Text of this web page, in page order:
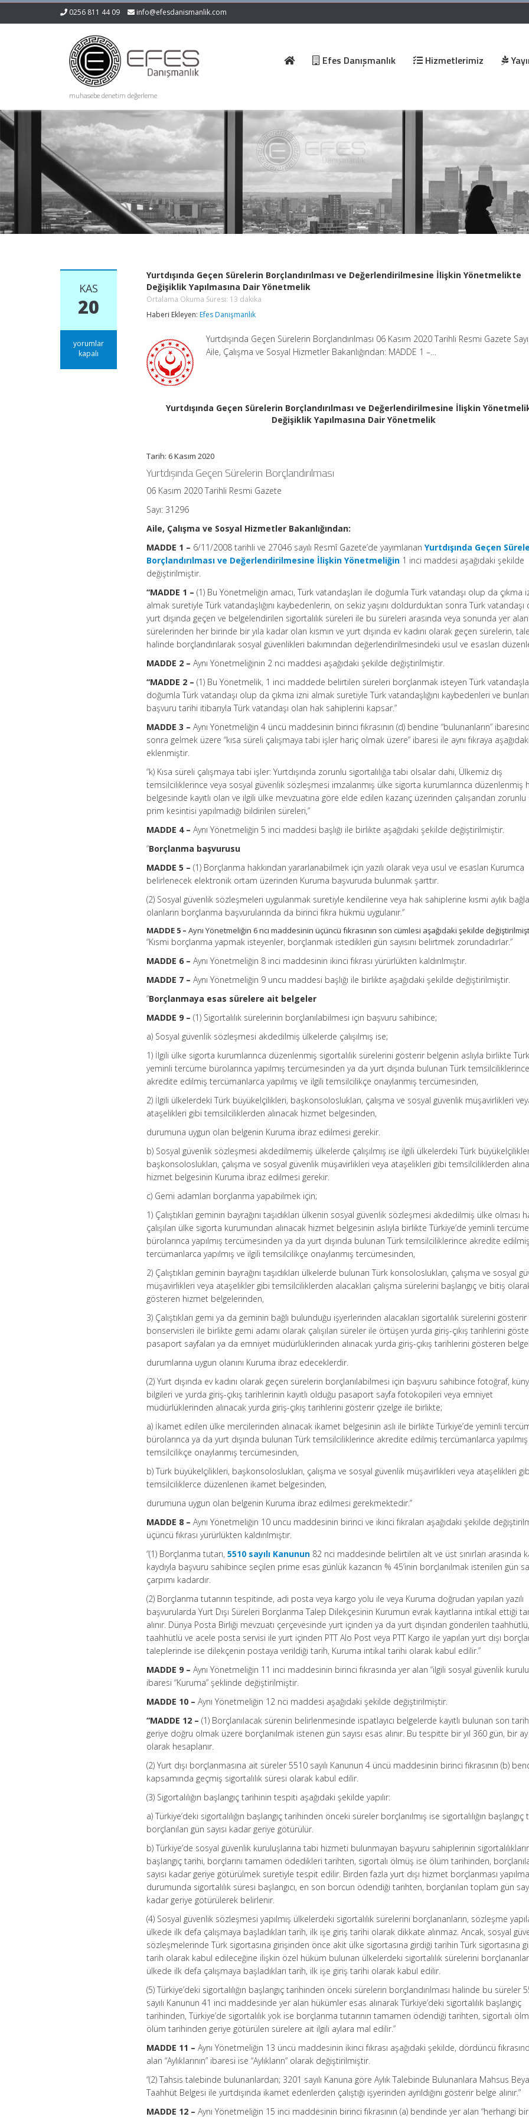
0256 811 44 09 info@efesdanismanlik.com
muhasebe denetim değerleme
Efes Danışmanlık Hizmetlerimiz
KAS
20
Yurtdışında
Geçen
yorumlar
kapalı
Yurtdışında Geçen Sürelerin Borçlandırılması ve Değerlendirilmesine İlişkin Yönetmelikte
Değişiklik Yapılmasına Dair Yönetmelik
Ortalama Okuma Süresi: 13 dakika
Haberi Ekleyen:Efes Danışmanlık
Yurtdışında Geçen Sürelerin Borçlandırılması 06 Kasım 2020 Tarihli Resmi Gazete
Aile, Çalışma ve Sosyal Hizmetler Bakanlığından: MADDE 1 –…
Yurtdışında Geçen Sürelerin Borçlandırılması ve Değerlendirilmesine İlişkin
Değişiklik Yapılmasına Dair Yönetmelik
Tarih: 6 Kasım 2020
Yurtdışında Geçen Sürelerin Borçlandırılması
06 Kasım 2020 Tarihli Resmi Gazete
Sayı: 31296
Aile, Çalışma ve Sosyal Hizmetler Bakanlığından:
MADDE 1 – 6/11/2008 tarihli ve 27046 sayılı Resmî Gazete’de yayımlananYurtdışında Geçen
Borçlandırılması ve Değerlendirilmesine İlişkin Yönetmeliğin 1 inci maddesi aşağıdaki şekilde
değiştirilmiştir.
“MADDE 1 –(1) Bu Yönetmeliğin amacı, Türk vatandaşları ile doğumla Türk vatandaşı olup da çıkma
almak suretiyle Türk vatandaşlığını kaybedenlerin, on sekiz yaşını doldurduktan sonra Türk vatandaşı
yurt dışında geçen ve belgelendirilen sigortalılık süreleri ile bu süreleri arasında veya sonunda yer
sürelerinden her birinde bir yıla kadar olan kısmın ve yurt dışında ev kadını olarak geçen sürelerin,
halinde borçlandırılarak sosyal güvenlikleri bakımından değerlendirilmesindeki usul ve esasları
MADDE 2 –Aynı Yönetmeliğinin 2 nci maddesi aşağıdaki şekilde değiştirilmiştir.
“MADDE 2 – (1) Bu Yönetmelik, 1 inci maddede belirtilen süreleri borçlanmak isteyen Türk
doğumla Türk vatandaşı olup da çıkma izni almak suretiyle Türk vatandaşlığını kaybedenleri ve
başvuru tarihi itibarıyla Türk vatandaşı olan hak sahiplerini kapsar.”
MADDE 3 –Aynı Yönetmeliğin 4 üncü maddesinin birinci fıkrasının (d) bendine “bulunanların”
sonra gelmek üzere “kısa süreli çalışmaya tabi işler hariç olmak üzere” ibaresi ile aynı fıkraya
eklenmiştir.
“k) Kısa süreli çalışmaya tabi işler: Yurtdışında zorunlu sigortalılığa tabi olsalar dahi, Ülkemiz dış
temsilciliklerince veya sosyal güvenlik sözleşmesi imzalanmış ülke sigorta kurumlarınca düzenlenmiş
belgesinde kayıtlı olan ve ilgili ülke mevzuatına göre elde edilen kazanç üzerinden çalışandan
prim kesintisi yapılmadığı bildirilen süreleri,”
MADDE 4 –Aynı Yönetmeliğin 5 inci maddesi başlığı ile birlikte aşağıdaki şekilde değiştirilmiştir.
“Borçlanma başvurusu
MADDE 5 –(1) Borçlanma hakkından yararlanabilmek için yazılı olarak veya usul ve esasları Kurumca
belirlenecek elektronik ortam üzerinden Kuruma başvuruda bulunmak şarttır.
(2) Sosyal güvenlik sözleşmeleri uygulanmak suretiyle kendilerine veya hak sahiplerine kısmi aylık
olanların borçlanma başvurularında da birinci fıkra hükmü uygulanır.”
MADDE 5 –Aynı Yönetmeliğin 6 ncı maddesinin üçüncü fıkrasının son cümlesi aşağıdaki şekilde
“Kısmi borçlanma yapmak isteyenler, borçlanmak istedikleri gün sayısını belirtmek zorundadırlar.”
MADDE 6 –Aynı Yönetmeliğin 8 inci maddesinin ikinci fıkrası yürürlükten kaldırılmıştır.
MADDE 7 –Aynı Yönetmeliğin 9 uncu maddesi başlığı ile birlikte aşağıdaki şekilde değiştirilmiştir.
“Borçlanmaya esas sürelere ait belgeler
MADDE 9 –(1) Sigortalılık sürelerinin borçlanılabilmesi için başvuru sahibince;
a) Sosyal güvenlik sözleşmesi akdedilmiş ülkelerde çalışılmış ise;
1) İlgili ülke sigorta kurumlarınca düzenlenmiş sigortalılık sürelerini gösterir belgenin aslıyla birlikte
yeminli tercüme bürolarınca yapılmış tercümesinden ya da yurt dışında bulunan Türk temsilciliklerince
akredite edilmiş tercümanlarca yapılmış ve ilgili temsilcilikçe onaylanmış tercümesinden,
2) İlgili ülkelerdeki Türk büyükelçilikleri, başkonsoloslukları, çalışma ve sosyal güvenlik müşavirlikleri
ataşelikleri gibi temsilciliklerden alınacak hizmet belgesinden,
durumuna uygun olan belgenin Kuruma ibraz edilmesi gerekir.
b) Sosyal güvenlik sözleşmesi akdedilmemiş ülkelerde çalışılmış ise ilgili ülkelerdeki Türk
başkonsoloslukları, çalışma ve sosyal güvenlik müşavirlikleri veya ataşelikleri gibi temsilciliklerden
hizmet belgesinin Kuruma ibraz edilmesi gerekir.
c) Gemi adamları borçlanma yapabilmek için;
1) Çalıştıkları geminin bayrağını taşıdıkları ülkenin sosyal güvenlik sözleşmesi akdedilmiş ülke olması
çalışılan ülke sigorta kurumundan alınacak hizmet belgesinin aslıyla birlikte Türkiye’de yeminli tercüme
bürolarınca yapılmış tercümesinden ya da yurt dışında bulunan Türk temsilciliklerince akredite edilmiş
tercümanlarca yapılmış ve ilgili temsilcilikçe onaylanmış tercümesinden,
2) Çalıştıkları geminin bayrağını taşıdıkları ülkelerde bulunan Türk konsoloslukları, çalışma ve sosyal
müşavirlikleri veya ataşelikler gibi temsilciliklerden alacakları çalışma sürelerini başlangıç ve bitiş
gösteren hizmet belgelerinden,
3) Çalıştıkları gemi ya da geminin bağlı bulunduğu işyerlerinden alacakları sigortalılık sürelerini gösterir
bonservisleri ile birlikte gemi adamı olarak çalışılan süreler ile örtüşen yurda giriş-çıkış tarihlerini
pasaport sayfaları ya da emniyet müdürlüklerinden alınacak yurda giriş-çıkış tarihlerini gösteren
durumlarına uygun olanını Kuruma ibraz edeceklerdir.
(2) Yurt dışında ev kadını olarak geçen sürelerin borçlanılabilmesi için başvuru sahibince fotoğraf,
bilgileri ve yurda giriş-çıkış tarihlerinin kayıtlı olduğu pasaport sayfa fotokopileri veya emniyet
müdürlüklerinden alınacak yurda giriş-çıkış tarihlerini gösterir çizelge ile birlikte;
a) İkamet edilen ülke mercilerinden alınacak ikamet belgesinin aslı ile birlikte Türkiye’de yeminli
bürolarınca ya da yurt dışında bulunan Türk temsilciliklerince akredite edilmiş tercümanlarca yapılmış
temsilcilikçe onaylanmış tercümesinden,
b) Türk büyükelçilikleri, başkonsoloslukları, çalışma ve sosyal güvenlik müşavirlikleri veya ataşelikleri
temsilciliklerce düzenlenen ikamet belgesinden,
durumuna uygun olan belgenin Kuruma ibraz edilmesi gerekmektedir.”
MADDE 8 –Aynı Yönetmeliğin 10 uncu maddesinin birinci ve ikinci fıkraları aşağıdaki şekilde
üçüncü fıkrası yürürlükten kaldırılmıştır.
“(1) Borçlanma tutarı,5510 sayılı Kanunun 82 nci maddesinde belirtilen alt ve üst sınırları arasında
kaydıyla başvuru sahibince seçilen prime esas günlük kazancın % 45’inin borçlanılmak istenilen gün
çarpımı kadardır.
(2) Borçlanma tutarının tespitinde, adi posta veya kargo yolu ile veya Kuruma doğrudan yapılan yazılı
başvurularda Yurt Dışı Süreleri Borçlanma Talep Dilekçesinin Kurumun evrak kayıtlarına intikal ettiği
alınır. Dünya Posta Birliği mevzuatı çerçevesinde yurt içinden ya da yurt dışından gönderilen
taahhütlü ve acele posta servisi ile yurt içinden PTT Alo Post veya PTT Kargo ile yapılan yurt dışı
taleplerinde ise dilekçenin postaya verildiği tarih, Kuruma intikal tarihi olarak kabul edilir.”
MADDE 9 – Aynı Yönetmeliğin 11 inci maddesinin birinci fıkrasında yer alan “ilgili sosyal güvenlik
ibaresi “Kuruma” şeklinde değiştirilmiştir.
MADDE 10 –Aynı Yönetmeliğin 12 nci maddesi aşağıdaki şekilde değiştirilmiştir.
“MADDE 12 – (1) Borçlanılacak sürenin belirlenmesinde ispatlayıcı belgelerde kayıtlı bulunan son
geriye doğru olmak üzere borçlanılmak istenen gün sayısı esas alınır. Bu tespitte bir yıl 360 gün, bir
olarak hesaplanır.
(2) Yurt dışı borçlanmasına ait süreler 5510 sayılı Kanunun 4 üncü maddesinin birinci fıkrasının (b)
kapsamında geçmiş sigortalılık süresi olarak kabul edilir.
(3) Sigortalılığın başlangıç tarihinin tespiti aşağıdaki şekilde yapılır:
a) Türkiye’deki sigortalılığın başlangıç tarihinden önceki süreler borçlanılmış ise sigortalılığın başlangıç
borçlanılan gün sayısı kadar geriye götürülür.
b) Türkiye’de sosyal güvenlik kuruluşlarına tabi hizmeti bulunmayan başvuru sahiplerinin
başlangıç tarihi, borçlarını tamamen ödedikleri tarihten, sigortalı ölmüş ise ölüm tarihinden,
sayısı kadar geriye götürülmek suretiyle tespit edilir. Birden fazla yurt dışı hizmet borçlanması
durumunda sigortalılık süresi başlangıcı, en son borcun ödendiği tarihten, borçlanılan toplam gün
kadar geriye götürülerek belirlenir.
(4) Sosyal güvenlik sözleşmesi yapılmış ülkelerdeki sigortalılık sürelerini borçlananların, sözleşme
ülkede ilk defa çalışmaya başladıkları tarih, ilk işe giriş tarihi olarak dikkate alınmaz. Ancak, sosyal
sözleşmelerinde Türk sigortasına girişinden önce akit ülke sigortasına girdiği tarihin Türk sigortasına
tarih olarak kabul edileceğine ilişkin özel hüküm bulunan ülkelerdeki sigortalılık sürelerini
ülkede ilk defa çalışmaya başladıkları tarih, ilk işe giriş tarihi olarak kabul edilir.
(5) Türkiye’deki sigortalılığın başlangıç tarihinden önceki sürelerin borçlandırılması halinde bu süreler
sayılı Kanunun 41 inci maddesinde yer alan hükümler esas alınarak Türkiye’deki sigortalılık başlangıç
tarihinden, Türkiye’de sigortalılık yok ise borçlanma tutarının tamamen ödendiği tarihten, sigortalı
ölüm tarihinden geriye götürülen sürelere ait ilgili aylara mal edilir.”
MADDE 11 –Aynı Yönetmeliğin 13 üncü maddesinin ikinci fıkrası aşağıdaki şekilde, dördüncü
alan “Aylıklarının” ibaresi ise “Aylıkların” olarak değiştirilmiştir.
“(2) Tahsis talebinde bulunanlardan; 3201 sayılı Kanuna göre Aylık Talebinde Bulunanlara Mahsus
Taahhüt Belgesi ile yurtdışında ikamet edenlerden çalıştığı işyerinden ayrıldığını gösterir belge alınır.”
MADDE 12 –Aynı Yönetmeliğin 15 inci maddesinin birinci fıkrasının (a) bendinde yer alan “herhangi